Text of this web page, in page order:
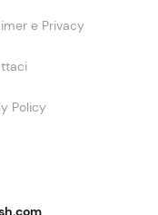
e Privacy
Policy